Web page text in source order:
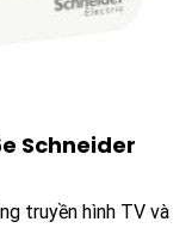
Schneider
truyền hình TV và